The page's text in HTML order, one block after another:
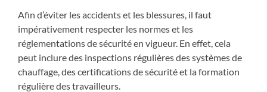
Afin d’éviter les accidents et les blessures, il faut
impérativement respecter les normes et les
réglementations de sécurité en vigueur. En effet, cela
peut inclure des inspections régulières des systèmes de
chauffage, des certifications de sécurité et la formation
régulière des travailleurs.